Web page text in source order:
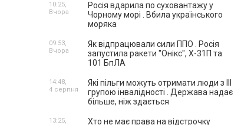
Росія вдарила по суховантажу у
Чорному морі . Вбила українського
моряка
10:25,
Вчора
Як відпрацювали сили ППО . Росія
запустила ракети "Онікс", Х-31П та
101 БпЛА
09:53,
Вчора
Які пільги можуть отримати люди з III
групою інвалідності . Держава надає
більше, ніж здається
14:48,
4 серпня
Хто не має права на відстрочку
13:25,